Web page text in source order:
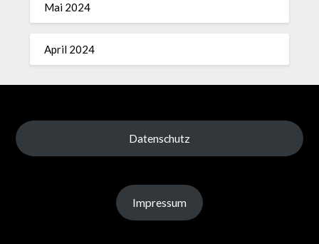
Mai 2024
April 2024
Datenschutz
Impressum